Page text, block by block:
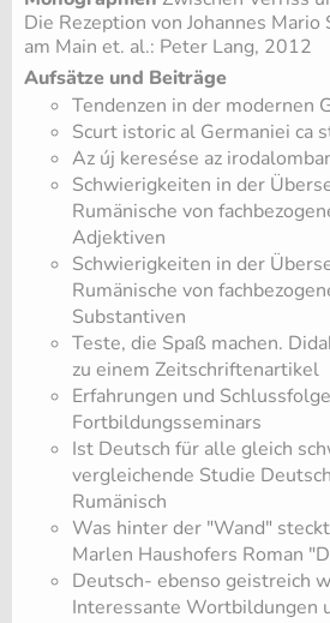
Die Rezeption von Johannes
am Main et. al.: Peter Lang, 2012
Aufsätze und Beiträge
Tendenzen in der modernen
Scurt istoric al Germaniei ca
Az új keresése az
Schwierigkeiten in der
Rumänische von
Adjektiven
Schwierigkeiten in der
Rumänische von
Substantiven
Teste, die Spaß machen.
zu einem Zeitschriftenartikel
Erfahrungen und
Fortbildungsseminars
Ist Deutsch für alle gleich
vergleichende Studie
Rumänisch
Was hinter der "Wand"
Marlen Haushofers Roman
Deutsch- ebenso geistreich
Interessante Wortbildungen